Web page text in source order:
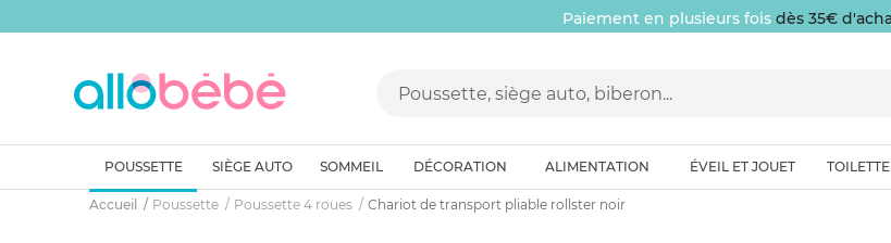
POUSSETTE SIÈGE AUTO SOMMEIL DÉCORATION ALIMENTATION ÉVEIL ET JOUET TOILETTE
Accueil Poussette Poussette 4 roues Chariot de transport pliable rollster noir